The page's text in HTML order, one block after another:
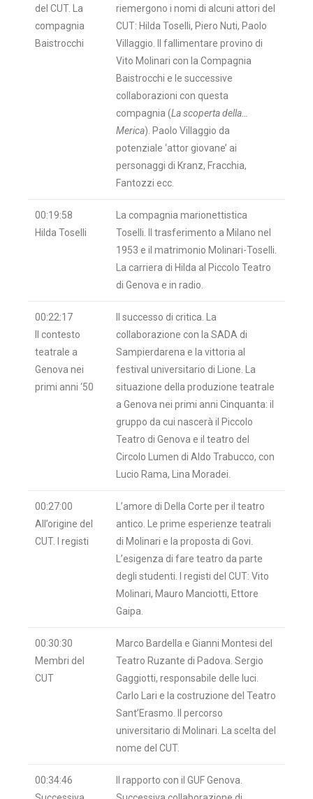
del CUT. La
compagnia
Baistrocchi
riemergono i nomi di alcuni attori del
CUT: Hilda Toselli, Piero Nuti, Paolo
Villaggio. Il fallimentare provino di
Vito Molinari con la Compagnia
Baistrocchi e le successive
collaborazioni con questa
compagnia (La scoperta della…
Merica). Paolo Villaggio da
potenziale ‘attor giovane’ ai
personaggi di Kranz, Fracchia,
Fantozzi ecc.
00:19:58
Hilda Toselli
La compagnia marionettistica
Toselli. Il trasferimento a Milano nel
1953 e il matrimonio Molinari-Toselli.
La carriera di Hilda al Piccolo Teatro
di Genova e in radio.
00:22:17
Il contesto
teatrale a
Genova nei
primi anni ‘50
Il successo di critica. La
collaborazione con la SADA di
Sampierdarena e la vittoria al
festival universitario di Lione. La
situazione della produzione teatrale
a Genova nei primi anni Cinquanta: il
gruppo da cui nascerà il Piccolo
Teatro di Genova e il teatro del
Circolo Lumen di Aldo Trabucco, con
Lucio Rama, Lina Moradei.
00:27:00
All’origine del
CUT. I registi
L’amore di Della Corte per il teatro
antico. Le prime esperienze teatrali
di Molinari e la proposta di Govi.
L’esigenza di fare teatro da parte
degli studenti. I registi del CUT: Vito
Molinari, Mauro Manciotti, Ettore
Gaipa.
00:30:30
Membri del
CUT
Marco Bardella e Gianni Montesi del
Teatro Ruzante di Padova. Sergio
Gaggiotti, responsabile delle luci.
Carlo Lari e la costruzione del Teatro
Sant’Erasmo. Il percorso
universitario di Molinari. La scelta del
nome del CUT.
00:34:46
Il rapporto con il GUF Genova.